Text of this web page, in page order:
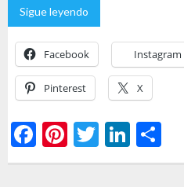
Sigue leyendo
Facebook Instagram
Pinterest X
F
ac
Pi
nt
T
w
Li
n o